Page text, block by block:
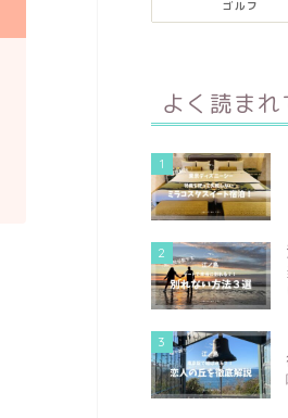
ゴルフ
よく読ま
1
2
3